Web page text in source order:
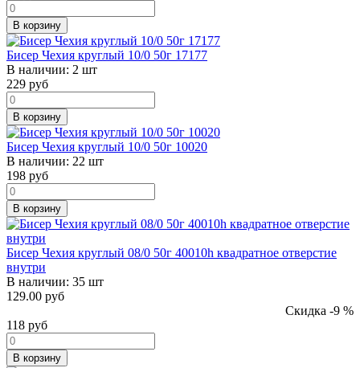
В корзину
Бисер Чехия круглый 10/0 50г 17177
В наличии: 2 шт
229 руб
В корзину
Бисер Чехия круглый 10/0 50г 10020
В наличии: 22 шт
198 руб
В корзину
Бисер Чехия круглый 08/0 50г 40010h квадратное отверстие
внутри
В наличии: 35 шт
129.00 руб
Скидка -9 %
118 руб
В корзину